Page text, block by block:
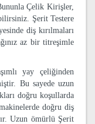
Çelik Kirişler,
Şerit Testere
diş kırılmaları
az bir titreşimle
yay çeliğinden
Bu sayede uzun
doğru koşullarda
doğru diş
Uzun ömürlü Şerit